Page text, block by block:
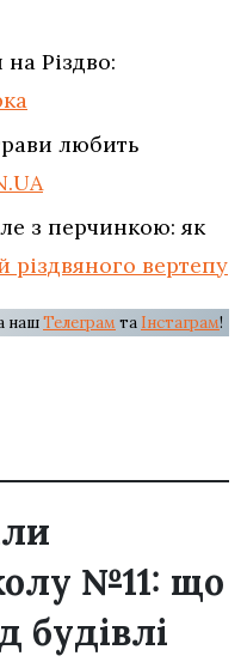
Різдво:
любить
з перчинкою: як
різдвяного вертепу
нашТелеграм та Інстаграм!
№11: що
будівлі